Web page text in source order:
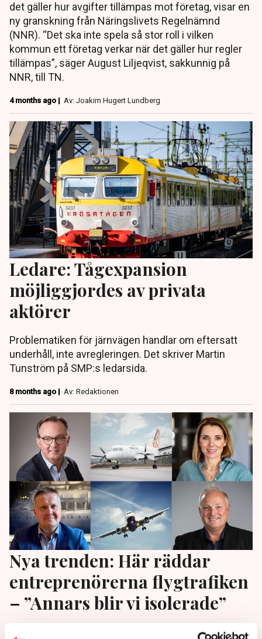
det gäller hur avgifter tillämpas mot företag, visar en
ny granskning från Näringslivets Regelnämnd
(NNR). “Det ska inte spela så stor roll i vilken
kommun ett företag verkar när det gäller hur regler
tillämpas”, säger August Liljeqvist, sakkunnig på
NNR, till TN.
4 months ago | Av: Joakim Hugert Lundberg
Ledare: Tågexpansion
möjliggjordes av privata
aktörer
Problematiken för järnvägen handlar om eftersatt
underhåll, inte avregleringen. Det skriver Martin
Tunström på SMP:s ledarsida.
8 months ago | Av: Redaktionen
Nya trenden: Här räddar
entreprenörerna flygtrafiken
– ”Annars blir vi isolerade”
På flera håll i landet går näringslivet nu in med egna